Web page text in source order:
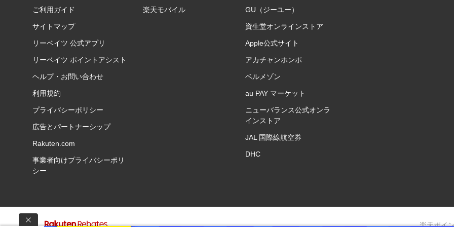
ご利用ガイド
サイトマップ
リーベイツ 公式アプリ
リーベイツ ポイントアシスト
ヘルプ・お問い合わせ
利用規約
プライバシーポリシー
広告とパートナーシップ
Rakuten.com
事業者向けプライバシーポリ
シー
楽天モバイル GU（ジーユー）
資生堂オンラインストア
Apple公式サイト
アカチャンホンポ
ベルメゾン
au PAY マーケット
ニューバランス公式オンラ
インストア
JAL 国際線航空券
DHC
楽天ポイ